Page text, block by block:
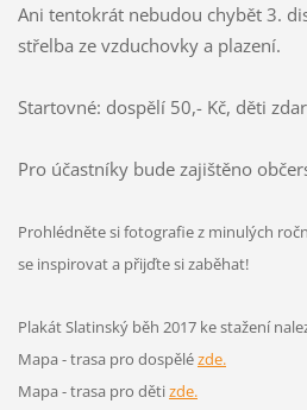
Ani tentokrát nebudou chybět 3.
střelba ze vzduchovky a plazení.
Startovné: dospělí 50,- Kč, děti
Pro účastníky bude zajištěno
Prohlédněte si fotografie z minulých
se inspirovat a přijďte si zaběhat!
Plakát Slatinský běh 2017 ke stažení
Mapa - trasa pro dospělézde.
Mapa - trasa pro dětizde.